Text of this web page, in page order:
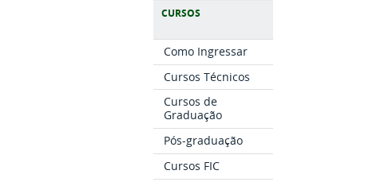
CURSOS
Como Ingressar
Cursos Técnicos
Cursos de
Graduação
Pós-graduação
Cursos FIC